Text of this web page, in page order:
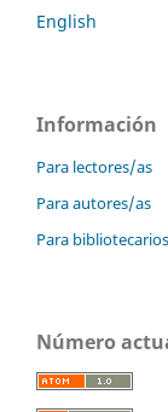
English
Información
Para lectores/as
Para autores/as
Para
Número